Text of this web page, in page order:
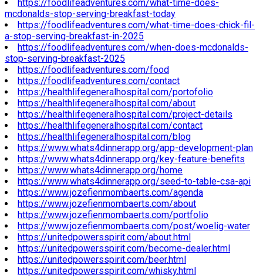
https://foodlifeadventures.com/what-time-does-
mcdonalds-stop-serving-breakfast-today
https://foodlifeadventures.com/what-time-does-chick-fil-
a-stop-serving-breakfast-in-2025
https://foodlifeadventures.com/when-does-mcdonalds-
stop-serving-breakfast-2025
https://foodlifeadventures.com/food
https://foodlifeadventures.com/contact
https://healthlifegeneralhospital.com/portofolio
https://healthlifegeneralhospital.com/about
https://healthlifegeneralhospital.com/project-details
https://healthlifegeneralhospital.com/contact
https://healthlifegeneralhospital.com/blog
https://www.whats4dinnerapp.org/app-development-plan
https://www.whats4dinnerapp.org/key-feature-benefits
https://www.whats4dinnerapp.org/home
https://www.whats4dinnerapp.org/seed-to-table-csa-api
https://www.jozefienmombaerts.com/agenda
https://www.jozefienmombaerts.com/about
https://www.jozefienmombaerts.com/portfolio
https://www.jozefienmombaerts.com/post/woelig-water
https://unitedpowersspirit.com/about.html
https://unitedpowersspirit.com/become-dealer.html
https://unitedpowersspirit.com/beer.html
https://unitedpowersspirit.com/whisky.html